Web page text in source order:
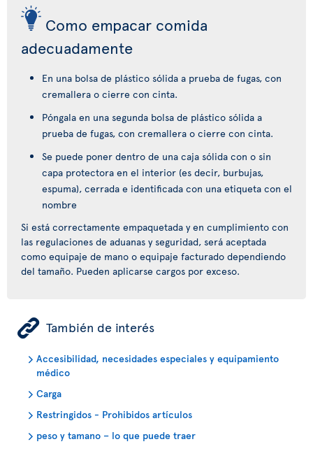
Como empacar comida
adecuadamente
En una bolsa de plástico sólida a prueba de fugas, con
cremallera o cierre con cinta.
Póngala en una segunda bolsa de plástico sólida a
prueba de fugas, con cremallera o cierre con cinta.
Se puede poner dentro de una caja sólida con o sin
capa protectora en el interior (es decir, burbujas,
espuma), cerrada e identificada con una etiqueta con el
nombre
Si está correctamente empaquetada y en cumplimiento con
las regulaciones de aduanas y seguridad, será aceptada
como equipaje de mano o equipaje facturado dependiendo
del tamaño. Pueden aplicarse cargos por exceso.
ÿ También de interés
Accesibilidad, necesidades especiales y equipamiento
médico
Carga
Restringidos - Prohibidos artículos
peso y tamano – lo que puede traer